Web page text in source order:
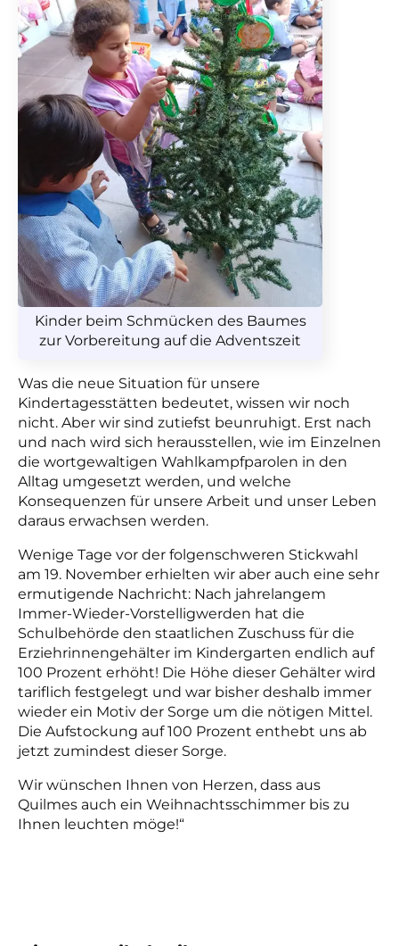
Kinder beim Schmücken des Baumes
zur Vorbereitung auf die Adventszeit
Was die neue Situation für unsere
Kindertagesstätten bedeutet, wissen wir noch
nicht. Aber wir sind zutiefst beunruhigt. Erst nach
und nach wird sich herausstellen, wie im Einzelnen
die wortgewaltigen Wahlkampfparolen in den
Alltag umgesetzt werden, und welche
Konsequenzen für unsere Arbeit und unser Leben
daraus erwachsen werden.
Wenige Tage vor der folgenschweren Stickwahl
am 19. November erhielten wir aber auch eine sehr
ermutigende Nachricht: Nach jahrelangem
Immer-Wieder-Vorstelligwerden hat die
Schulbehörde den staatlichen Zuschuss für die
Erziehrinnengehälter im Kindergarten endlich auf
100 Prozent erhöht! Die Höhe dieser Gehälter wird
tariflich festgelegt und war bisher deshalb immer
wieder ein Motiv der Sorge um die nötigen Mittel.
Die Aufstockung auf 100 Prozent enthebt uns ab
jetzt zumindest dieser Sorge.
Wir wünschen Ihnen von Herzen, dass aus
Quilmes auch ein Weihnachtsschimmer bis zu
Ihnen leuchten möge!“